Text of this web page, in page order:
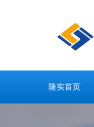
隆实首页